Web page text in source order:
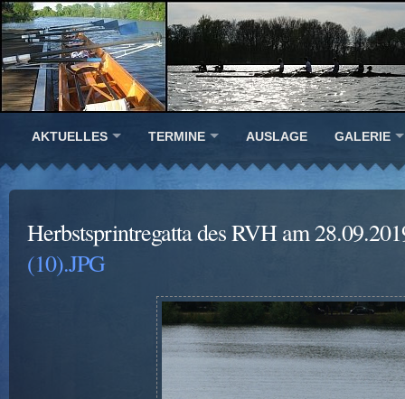
AKTUELLES TERMINE AUSLAGE GALERIE
Herbstsprintregatta des RVH am
(10).JPG